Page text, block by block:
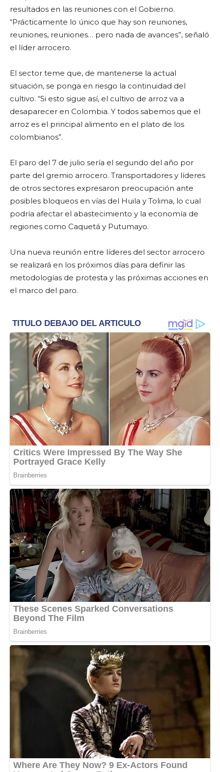
resultados en las reuniones con el Gobierno.
“Prácticamente lo único que hay son reuniones,
reuniones, reuniones… pero nada de avances”, señaló
el líder arrocero.
El sector teme que, de mantenerse la actual
situación, se ponga en riesgo la continuidad del
cultivo. “Si esto sigue así, el cultivo de arroz va a
desaparecer en Colombia. Y todos sabemos que el
arroz es el principal alimento en el plato de los
colombianos”.
El paro del 7 de julio sería el segundo del año por
parte del gremio arrocero. Transportadores y líderes
de otros sectores expresaron preocupación ante
posibles bloqueos en vías del Huila y Tolima, lo cual
podría afectar el abastecimiento y la economía de
regiones como Caquetá y Putumayo.
Una nueva reunión entre líderes del sector arrocero
se realizará en los próximos días para definir las
metodologías de protesta y las próximas acciones en
el marco del paro.